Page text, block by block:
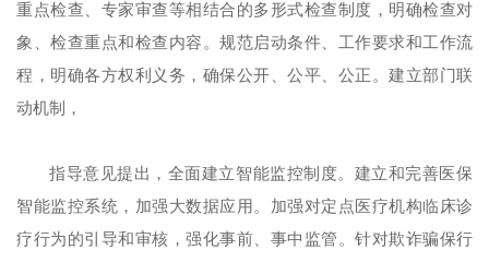
重点检查、专家审查等相结合的多形式检查制度，明确检查对
象、检查重点和检查内容。规范启动条件、工作要求和工作流
程，明确各方权利义务，确保公开、公平、公正。建立部门联
动机制，
指导意见提出，全面建立智能监控制度。建立和完善医保
智能监控系统，加强大数据应用。加强对定点医疗机构临床诊
疗行为的引导和审核，强化事前、事中监管。针对欺诈骗保行